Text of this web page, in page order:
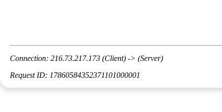
Connection: 216.73.217.173 (Client) -> (Server)
Request ID: 17860584352371101000001